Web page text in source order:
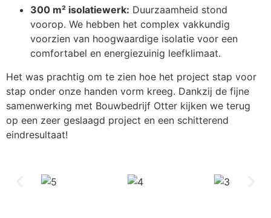
300 m² isolatiewerk: Duurzaamheid stond
voorop. We hebben het complex vakkundig
voorzien van hoogwaardige isolatie voor een
comfortabel en energiezuinig leefklimaat.
Het was prachtig om te zien hoe het project stap voor
stap onder onze handen vorm kreeg. Dankzij de fijne
samenwerking met Bouwbedrijf Otter kijken we terug
op een zeer geslaagd project en een schitterend
eindresultaat!